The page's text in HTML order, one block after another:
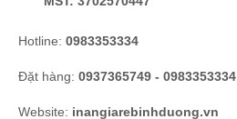
Hotline: 0983353334
Đặt hàng: 0937365749 - 0983353334
Website: inangiarebinhduong.vn